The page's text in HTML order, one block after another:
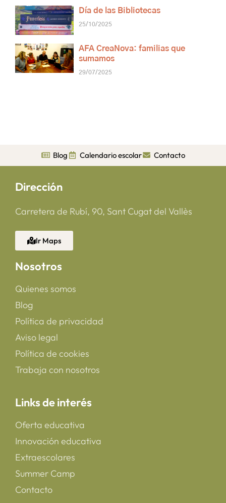
Día de las Bibliotecas
25/10/2025
AFA CreaNova: familias que
sumamos
29/07/2025
Blog Calendario escolar Contacto
Dirección
Carretera de Rubí, 90, Sant Cugat del Vallès
Ir Maps
Nosotros
Quienes somos
Blog
Política de privacidad
Aviso legal
Política de cookies
Trabaja con nosotros
Links de interés
Oferta educativa
Innovación educativa
Extraescolares
Summer Camp
Contacto